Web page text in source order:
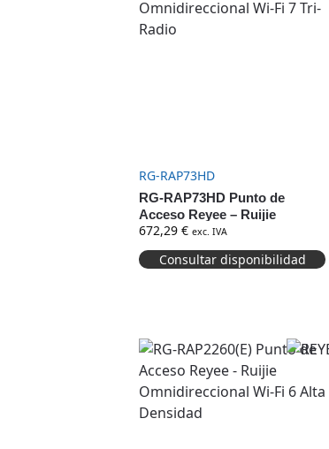
RG-RAP73HD
RG-RAP73HD Punto de
Acceso Reyee – Ruijie
Omnidireccional Wi-Fi 7 Tri-
Radio
672,29€ exc. IVA
Consultar disponibilidad